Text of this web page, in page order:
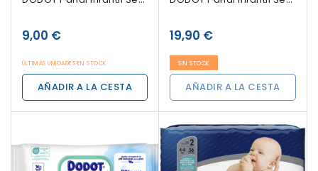
9,00 €
ÚLTIMAS UNIDADES EN STOCK
AÑADIR A LA CESTA
19,90 €
SIN STOCK
AÑADIR A LA CESTA